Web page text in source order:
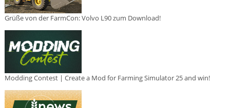
Grüße von der FarmCon: Volvo L90 zum Download!
Modding Contest | Create a Mod for Farming Simulator 25 and win!